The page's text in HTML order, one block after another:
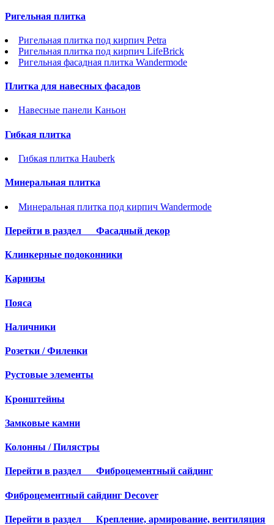
Ригельная плитка
Ригельная плитка под кирпич Petra
Ригельная плитка под кирпич LifeBrick
Ригельная фасадная плитка Wandermode
Плитка для навесных фасадов
Навесные панели Каньон
Гибкая плитка
Гибкая плитка Hauberk
Минеральная плитка
Минеральная плитка под кирпич Wandermode
Перейти в раздел Фасадный декор
Клинкерные подоконники
Карнизы
Пояса
Наличники
Розетки / Филенки
Рустовые элементы
Кронштейны
Замковые камни
Колонны / Пилястры
Перейти в раздел Фиброцементный сайдинг
Фиброцементный сайдинг Decover
Перейти в раздел Крепление, армирование, вентиляция